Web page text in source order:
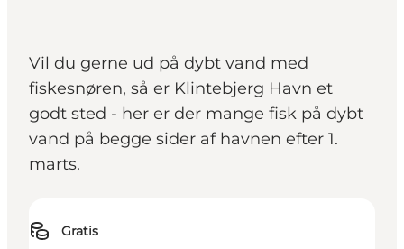
Vil du gerne ud på dybt vand med
fiskesnøren, så er Klintebjerg Havn et
godt sted - her er der mange fisk på dybt
vand på begge sider af havnen efter 1.
marts.
Gratis